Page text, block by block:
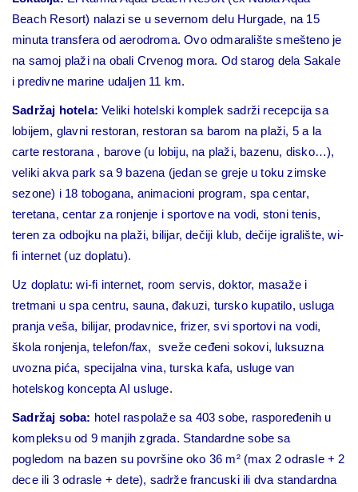
Beach Resort) nalazi se u severnom delu Hurgade, na 15
minuta transfera od aerodroma. Ovo odmaralište smešteno je
na samoj plaži na obali Crvenog mora. Od starog dela Sakale
i predivne marine udaljen 11 km.
Sadržaj hotela:Veliki hotelski komplek sadrži recepcija sa
lobijem, glavni restoran, restoran sa barom na plaži, 5 a la
carte restorana , barove (u lobiju, na plaži, bazenu, disko…),
veliki akva park sa 9 bazena (jedan se greje u toku zimske
sezone) i 18 tobogana, animacioni program, spa centar,
teretana, centar za ronjenje i sportove na vodi, stoni tenis,
teren za odbojku na plaži, bilijar, dečiji klub, dečije igralište, wi-
fi internet (uz doplatu).
Uz doplatu: wi-fi internet, room servis, doktor, masaže i
tretmani u spa centru, sauna, đakuzi, tursko kupatilo, usluga
pranja veša, bilijar, prodavnice, frizer, svi sportovi na vodi,
škola ronjenja, telefon/fax, sveže ceđeni sokovi, luksuzna
uvozna pića, specijalna vina, turska kafa, usluge van
hotelskog koncepta AI usluge.
Sadržaj soba: hotel raspolaže sa 403 sobe, raspoređenih u
kompleksu od 9 manjih zgrada. Standardne sobe sa
pogledom na bazen su površine oko 36 m² (max 2 odrasle + 2
dece ili 3 odrasle + dete), sadrže francuski ili dva standardna